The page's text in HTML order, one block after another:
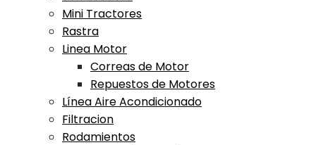
Mini Tractores
Rastra
Linea Motor
Correas de Motor
Repuestos de Motores
Línea Aire Acondicionado
Filtracion
Rodamientos